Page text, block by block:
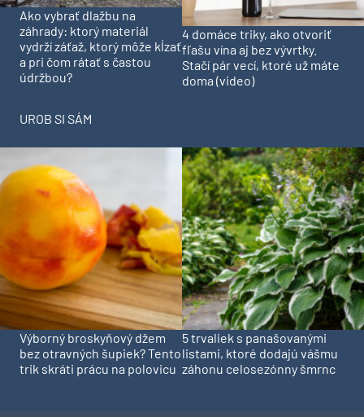
Ako vybrať dlažbu na
záhrady: ktorý materiál
vydrží záťaž, ktorý môže kĺzať
a pri čom rátať s častou
údržbou?
4 domáce triky, ako otvoriť
fľašu vína aj bez vývrtky.
Stačí pár vecí, ktoré už máte
doma (video)
UROB SI SÁM
Výborný broskyňový džem
bez otravných šupiek? Tento
trik skráti prácu na polovicu
5 trvaliek s panašovanými
listami, ktoré dodajú vášmu
záhonu celosezónny šmrnc